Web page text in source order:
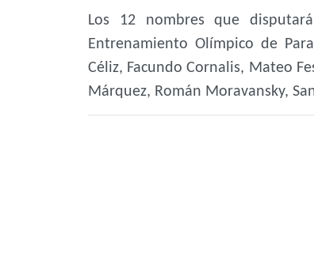
Los 12 nombres que
Entrenamiento Olímpico de
Céliz, Facundo Cornalis, Mateo
Márquez, Román Moravansky,